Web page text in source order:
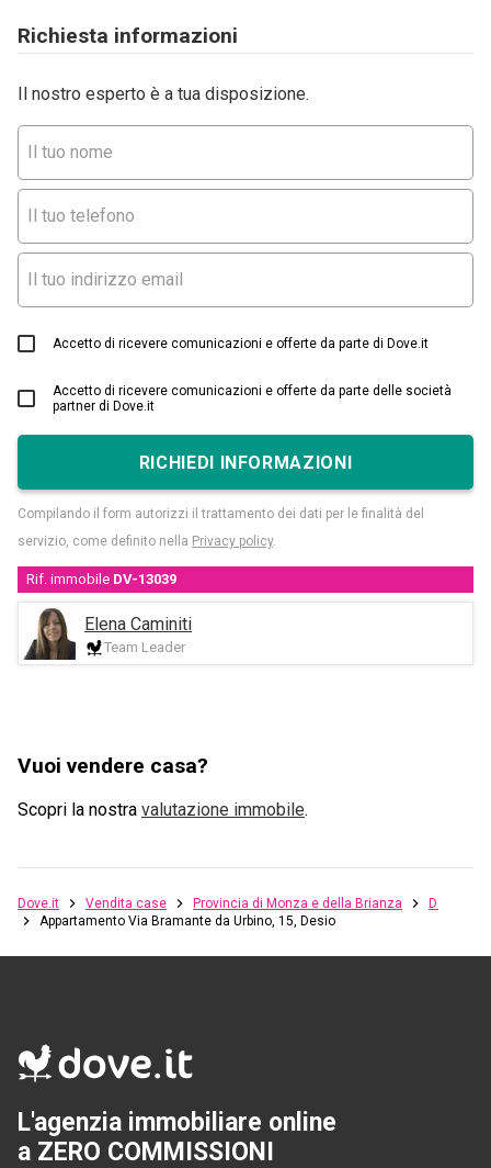
Richiesta informazioni
Il nostro esperto è a tua disposizione.
Accetto di ricevere comunicazioni e offerte da parte di Dove.it
Accetto di ricevere comunicazioni e offerte da parte delle società
partner di Dove.it
RICHIEDI INFORMAZIONI
Compilando il form autorizzi il trattamento dei dati per le finalità del
servizio, come definito nella Privacy policy.
Rif. immobile DV-13039
Elena Caminiti
Team Leader
Vuoi vendere casa?
Scopri la nostra valutazione immobile.
Dove.it Vendita case Provincia di Monza e della Brianza
Desio
Appartamento Via Bramante da Urbino, 15, Desio
L'agenzia immobiliare online
a ZERO COMMISSIONI